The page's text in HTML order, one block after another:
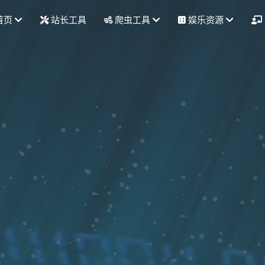
页 站长工具 爬虫工具 娱乐资源